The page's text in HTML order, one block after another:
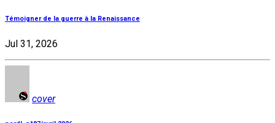
Témoigner de la guerre à la Renaissance
Jul 31, 2026
cover